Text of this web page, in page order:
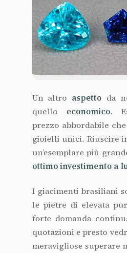
Un altro aspetto da
quello economico.
prezzo abbordabile
gioielli unici. Riuscire
un’esemplare più
ottimo investimento a
I giacimenti brasiliani
le pietre di elevata
forte domanda
quotazioni e presto
meravigliose superare